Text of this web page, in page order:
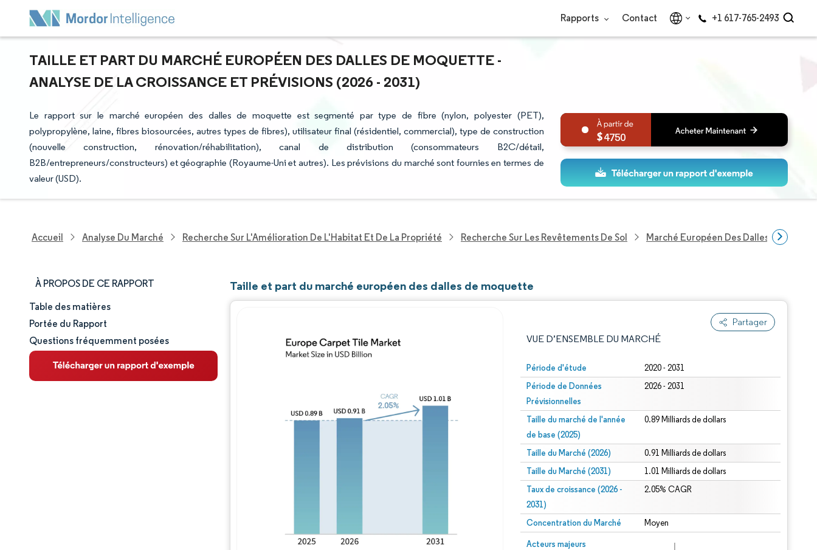
Rapports Contact +1 617-765-2493
TAILLE ET PART DU MARCHÉ EUROPÉEN DES DALLES DE MOQUETTE -
ANALYSE DE LA CROISSANCE ET PRÉVISIONS (2026 - 2031)
Le rapport sur le marché européen des dalles de moquette est segmenté par type de fibre (nylon, polyester (PET),
polypropylène, laine, fibres biosourcées, autres types de fibres), utilisateur final (résidentiel, commercial), type de construction
(nouvelle construction, rénovation/réhabilitation), canal de distribution (consommateurs B2C/détail,
B2B/entrepreneurs/constructeurs) et géographie (Royaume-Uni et autres). Les prévisions du marché sont fournies en termes de
valeur (USD).
4750
Accueil Analyse Du Marché Recherche Sur L'Amélioration De L'Habitat Et De La Propriété Recherche Sur Les Revêtements De Sol Marché Européen Des Dalles De
À PROPOS DE CE RAPPORT
Taille et part de marché
Analyse du marché
Tendances et perspectives
Table des matières
Portée du Rapport
Questions fréquemment posées
Taille et part du marché européen des dalles de moquette
Partager
VUE D’ENSEMBLE DU MARCHÉ
Période d'étude 2020 - 2031
Période de Données
Prévisionnelles
2026 - 2031
Taille du marché de l'année
de base (2025)
0.89 Milliards de dollars
Taille du Marché (2026) 0.91 Milliards de dollars
Taille du Marché (2031) 1.01 Milliards de dollars
Taux de croissance (2026 -
2031)
2.05% CAGR
Concentration du Marché Moyen
Acteurs majeurs
Image © Mordor Intelligence. La réutilisation nécessite une attribution sous CC BY 4.0.
Image © Mordor Intelligence. La réutilisation nécessite une attribution sous CC BY 4.0.